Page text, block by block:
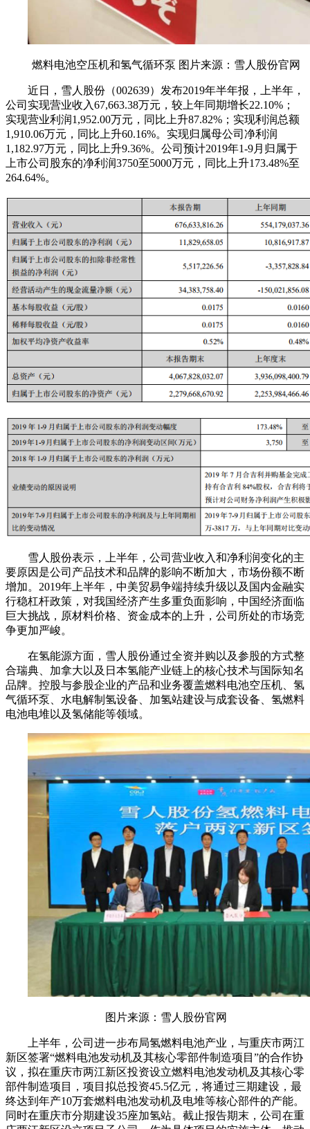
燃料电池空压机和氢气循环泵 图片来源：雪人股份官网
近日，雪人股份（002639）发布2019年半年报，上半年，
公司实现营业收入67,663.38万元，较上年同期增长22.10%；
实现营业利润1,952.00万元，同比上升87.82%；实现利润总额
1,910.06万元，同比上升60.16%。实现归属母公司净利润
1,182.97万元，同比上升9.36%。公司预计2019年1-9月归属于
上市公司股东的净利润3750至5000万元，同比上升173.48%至
264.64%。
雪人股份表示，上半年，公司营业收入和净利润变化的主
要原因是公司产品技术和品牌的影响不断加大，市场份额不断
增加。2019年上半年，中美贸易争端持续升级以及国内金融实
行稳杠杆政策，对我国经济产生多重负面影响，中国经济面临
巨大挑战，原材料价格、资金成本的上升，公司所处的市场竞
争更加严峻。
在氢能源方面，雪人股份通过全资并购以及参股的方式整
合瑞典、加拿大以及日本氢能产业链上的核心技术与国际知名
品牌。控股与参股企业的产品和业务覆盖燃料电池空压机、氢
气循环泵、水电解制氢设备、加氢站建设与成套设备、氢燃料
电池电堆以及氢储能等领域。
图片来源：雪人股份官网
上半年，公司进一步布局氢燃料电池产业，与重庆市两江
新区签署“燃料电池发动机及其核心零部件制造项目”的合作协
议，拟在重庆市两江新区投资设立燃料电池发动机及其核心零
部件制造项目，项目拟总投资45.5亿元，将通过三期建设，最
终达到年产10万套燃料电池发动机及电堆等核心部件的产能。
同时在重庆市分期建设35座加氢站。截止报告期末，公司在重